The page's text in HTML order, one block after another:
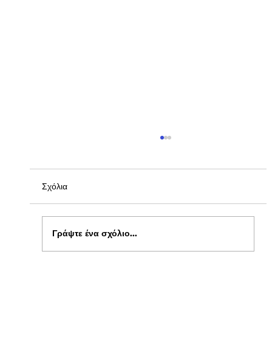
Σχόλια
Γράψτε ένα σχόλιο...